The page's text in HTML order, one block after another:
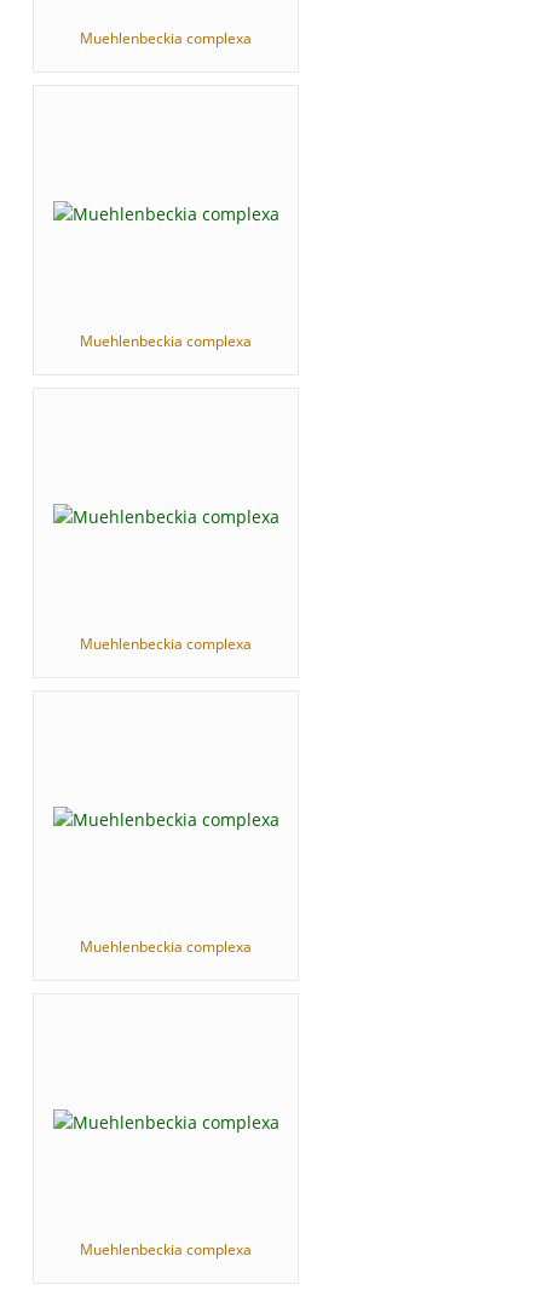
Muehlenbeckia complexa
Muehlenbeckia complexa
Muehlenbeckia complexa
Muehlenbeckia complexa
Muehlenbeckia complexa